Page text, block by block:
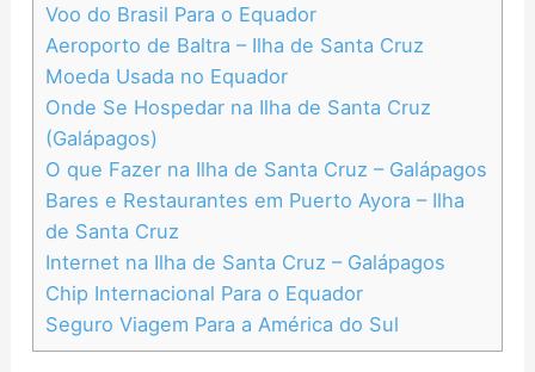
Voo do Brasil Para o Equador
Aeroporto de Baltra – Ilha de Santa Cruz
Moeda Usada no Equador
Onde Se Hospedar na Ilha de Santa Cruz
(Galápagos)
O que Fazer na Ilha de Santa Cruz – Galápagos
Bares e Restaurantes em Puerto Ayora – Ilha
de Santa Cruz
Internet na Ilha de Santa Cruz – Galápagos
Chip Internacional Para o Equador
Seguro Viagem Para a América do Sul